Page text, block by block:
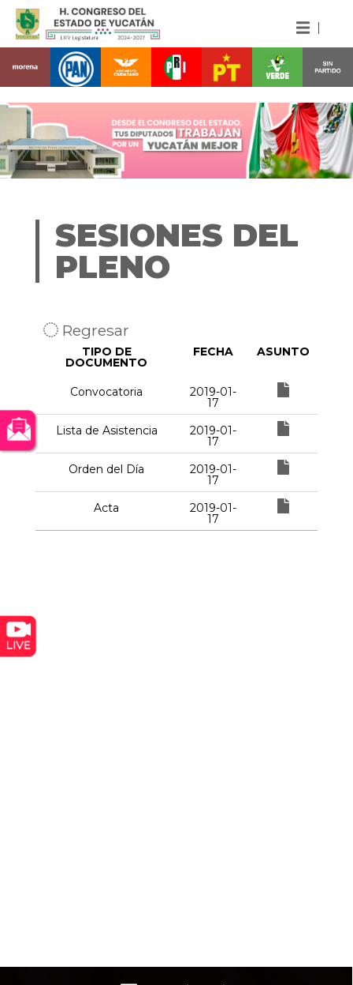
SESIONES DEL
PLENO
Regresar
TIPO DE
DOCUMENTO
FECHA ASUNTO
Convocatoria 2019-01-
17
Lista de Asistencia
2019-01-
17
Orden del Día
2019-01-
17
Acta
2019-01-
17